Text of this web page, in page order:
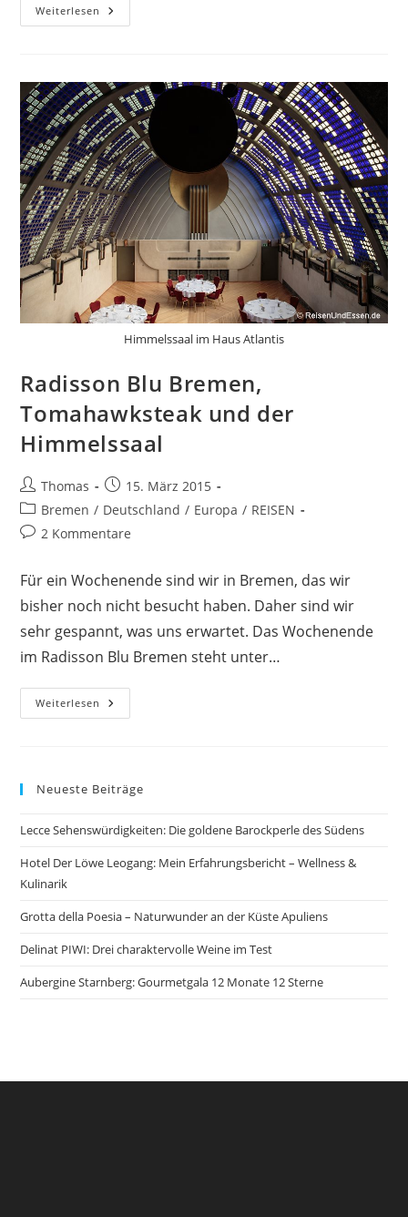
Weiterlesen Böttcherstrasse
Und
Tag
Und
Nacht
Himmelssaal im Haus Atlantis
Radisson Blu Bremen,
Tomahawksteak und der
Himmelssaal
Beitrags-
Autor:
Thomas
Beitrag
veröffentlicht:
15. März 2015
Beitrags-
Kategorie:
Bremen / Deutschland / Europa / REISEN
Beitrags-
2 Kommentare
Für ein Wochenende sind wir in Bremen, das wir
bisher noch nicht besucht haben. Daher sind wir
sehr gespannt, was uns erwartet. Das Wochenende
im Radisson Blu Bremen steht unter…
Weiterlesen Radisson
Blu
Neueste Beiträge
Lecce Sehenswürdigkeiten: Die goldene Barockperle des Südens
Hotel Der Löwe Leogang: Mein Erfahrungsbericht – Wellness &
Kulinarik
Grotta della Poesia – Naturwunder an der Küste Apuliens
Delinat PIWI: Drei charaktervolle Weine im Test
Aubergine Starnberg: Gourmetgala 12 Monate 12 Sterne